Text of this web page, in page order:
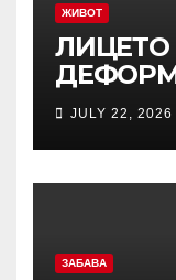
ЖИВОТ
Љубиша
JULY 22, 2026
ЗАБАВА